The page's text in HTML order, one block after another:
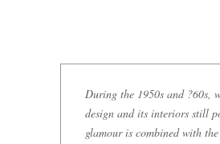
During the 1950s and ?60s,
design and its interiors still
glamour is combined with